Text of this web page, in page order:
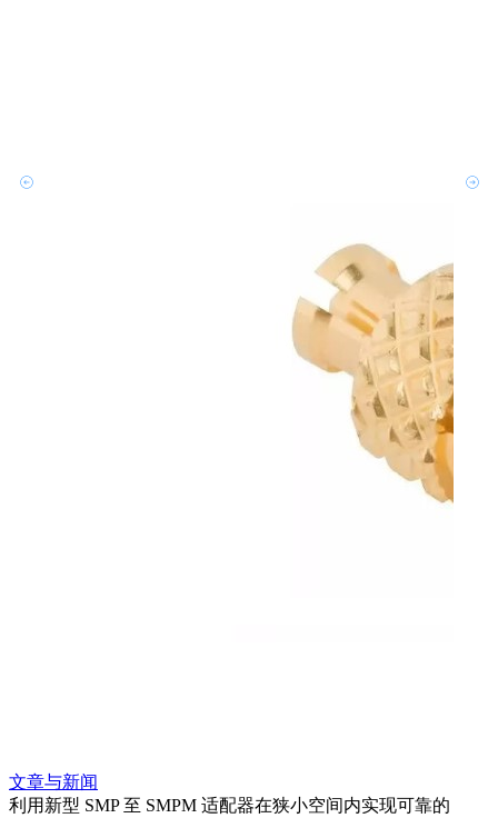
文章与新闻
利用新型 SMP 至 SMPM 适配器在狭小空间内实现可靠的